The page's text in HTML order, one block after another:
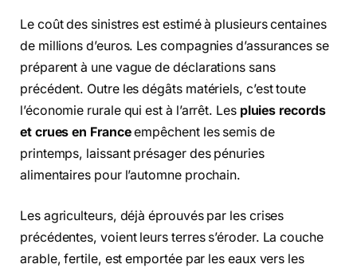
Le coût des sinistres est estimé à plusieurs centaines
de millions d’euros. Les compagnies d’assurances se
préparent à une vague de déclarations sans
précédent. Outre les dégâts matériels, c’est toute
l’économie rurale qui est à l’arrêt. Les pluies records
et crues en Franceempêchent les semis de
printemps, laissant présager des pénuries
alimentaires pour l’automne prochain.
Les agriculteurs, déjà éprouvés par les crises
précédentes, voient leurs terres s’éroder. La couche
arable, fertile, est emportée par les eaux vers les